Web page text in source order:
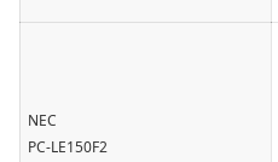
NEC
PC-LE150F2